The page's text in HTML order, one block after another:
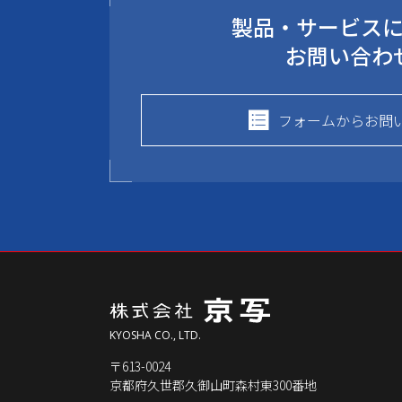
製品・サービス
お問い合わ
フォームからお問
KYOSHA CO., LTD.
〒613-0024
京都府久世郡久御山町森村東300番地